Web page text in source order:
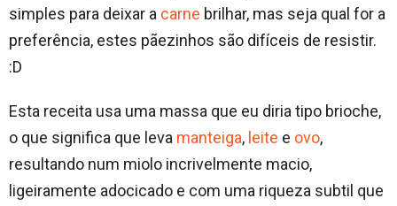
simples para deixar a carne brilhar, mas seja qual for a
preferência, estes pãezinhos são difíceis de resistir.
:D
Esta receita usa uma massa que eu diria tipo brioche,
o que significa que leva manteiga, leite e ovo,
resultando num miolo incrivelmente macio,
ligeiramente adocicado e com uma riqueza subtil que